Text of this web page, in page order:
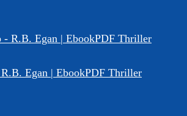
Egan | EbookPDF Thriller